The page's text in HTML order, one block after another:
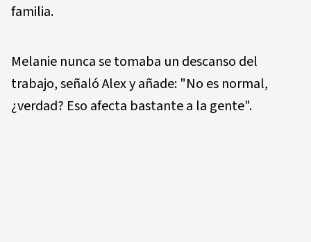
familia.
Melanie nunca se tomaba un descanso del
trabajo, señaló Alex y añade: "No es normal,
¿verdad? Eso afecta bastante a la gente".